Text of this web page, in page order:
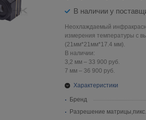
В наличии у
Неохлаждаемый
измерения температуры с
(21мм*21мм*17.4 мм).
В наличии:
3,2 мм – 33 900 руб.
7 мм – 36 900 руб.
Характеристики
Бренд
Разрешение матрицы,пикс.